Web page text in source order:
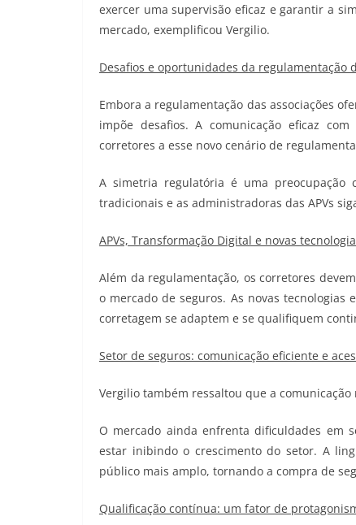
exercer uma supervisão eficaz e garantir a
mercado, exemplificou Vergilio.
Desafios e oportunidades da regulamentação
Embora a regulamentação das associações
impõe desafios. A comunicação eficaz
corretores a esse novo cenário de
A simetria regulatória é uma
tradicionais e as administradoras das APVs
APVs, Transformação Digital e novas
Além da regulamentação, os corretores
o mercado de seguros. As novas
corretagem se adaptem e se qualifiquem
Setor de seguros: comunicação eficiente e
Vergilio também ressaltou que a
O mercado ainda enfrenta dificuldades em
estar inibindo o crescimento do setor. A
público mais amplo, tornando a compra de
Qualificação contínua: um fator de